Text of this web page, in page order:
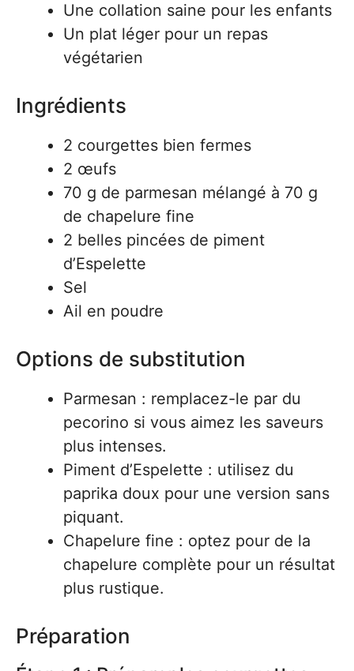
Une collation saine pour les enfants
Un plat léger pour un repas
végétarien
Ingrédients
2 courgettes bien fermes
2 œufs
70 g de parmesan mélangé à 70 g
de chapelure fine
2 belles pincées de piment
d’Espelette
Sel
Ail en poudre
Options de substitution
Parmesan : remplacez-le par du
pecorino si vous aimez les saveurs
plus intenses.
Piment d’Espelette : utilisez du
paprika doux pour une version sans
piquant.
Chapelure fine : optez pour de la
chapelure complète pour un résultat
plus rustique.
Préparation